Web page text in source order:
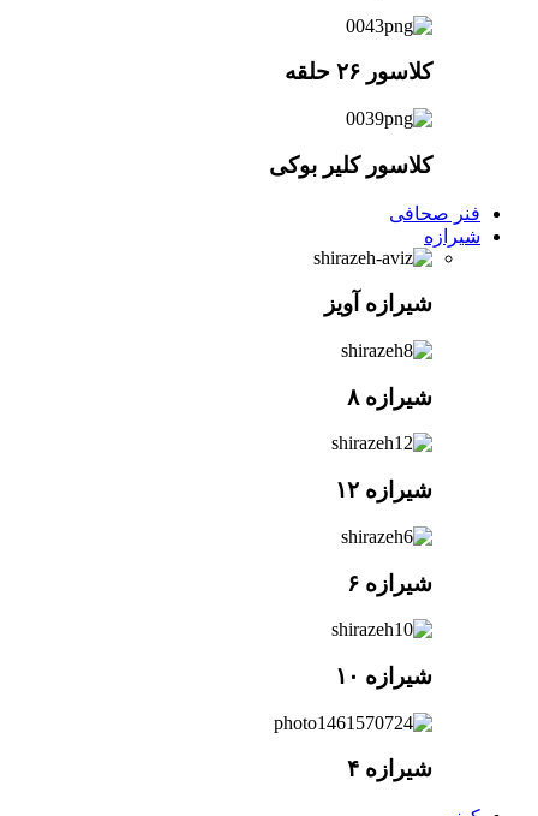
کلاسور ۲۶ حلقه
کلاسور کلیر بوکی
فنر صحافی
شیرازه
شیرازه آویز
شیرازه ۸
شیرازه ۱۲
شیرازه ۶
شیرازه ۱۰
شیرازه ۴